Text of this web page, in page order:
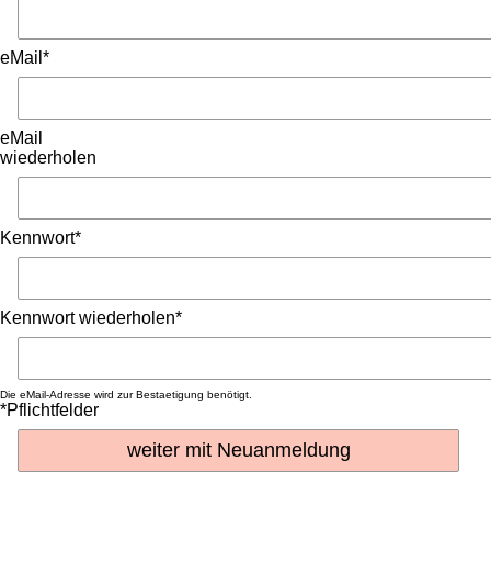
eMail*
eMail
wiederholen
Kennwort*
Kennwort wiederholen*
Die eMail-Adresse wird zur Bestaetigung benötigt.
*Pflichtfelder